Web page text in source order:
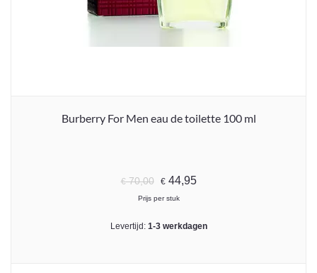
Burberry For Men eau de toilette 100 ml
€70,00 €44,95
Prijs per stuk
Levertijd: 1-3 werkdagen